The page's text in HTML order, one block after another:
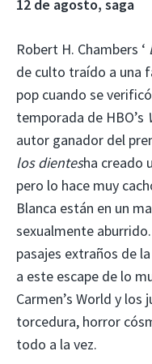
12 de agosto, saga
Robert H. Chambers ‘
de culto traído a una
pop cuando se
temporada de HBO’s
autor ganador del
los dientesha creado
pero lo hace muy
Blanca están en un
sexualmente
pasajes extraños de
a este escape de lo
Carmen’s World y
torcedura, horror
todo a la vez.